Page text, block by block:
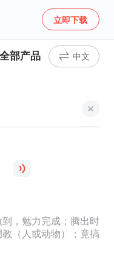
立即下载
全部产品 中文
，勉力完成；腾出时
（人或动物）；竟搞